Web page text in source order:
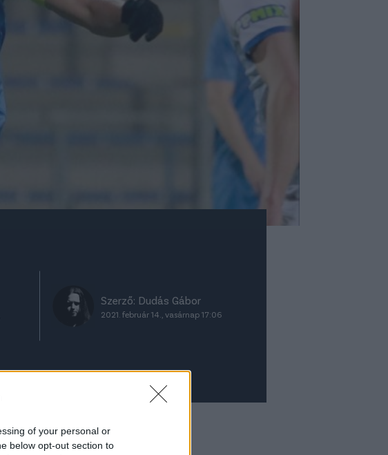
of your personal or
below opt-out section to
Szerző: Dudás Gábor
2021. február 14., vasárnap 17:06
is! Ezeket ajánljuk